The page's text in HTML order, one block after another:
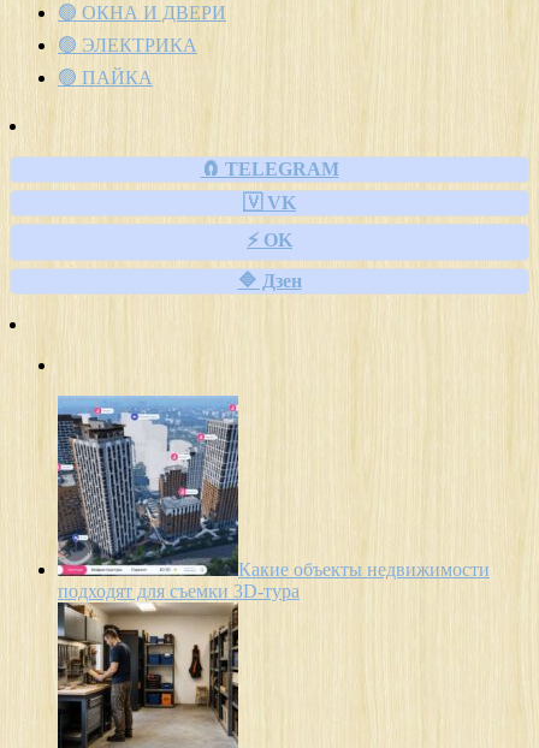
🟢 ОКНА И ДВЕРИ
🟢 ЭЛЕКТРИКА
🟢 ПАЙКА
🧲 TELEGRAM
🇻 VK
⚡ OK
🔷 Дзен
Какие объекты недвижимости
подходят для съемки 3D-тура